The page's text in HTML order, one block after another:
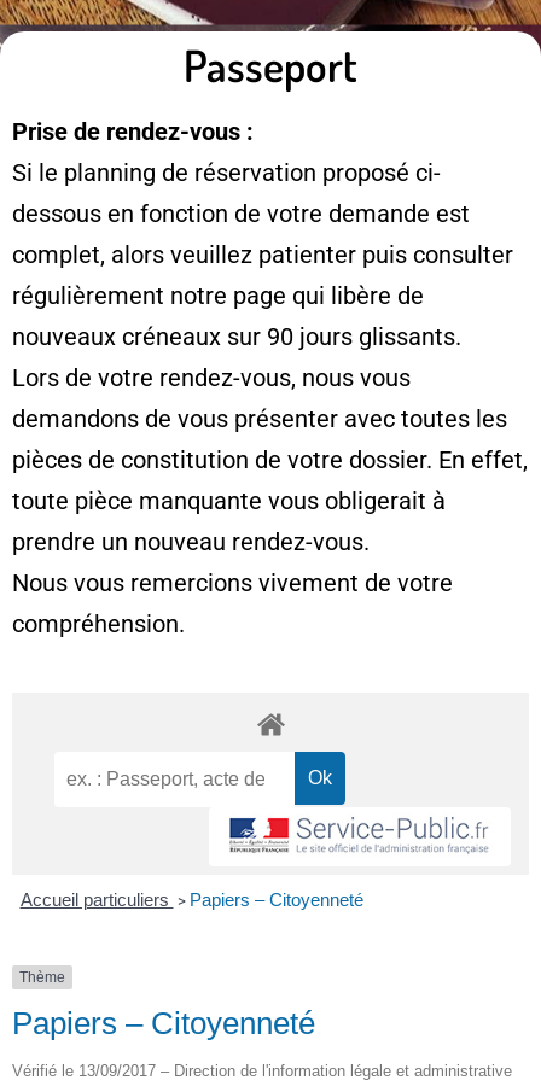
Passeport
Prise de rendez-vous :
Si le planning de réservation proposé ci-
dessous en fonction de votre demande est
complet, alors veuillez patienter puis consulter
régulièrement notre page qui libère de
nouveaux créneaux sur 90 jours glissants.
Lors de votre rendez-vous, nous vous
demandons de vous présenter avec toutes les
pièces de constitution de votre dossier. En effet,
toute pièce manquante vous obligerait à
prendre un nouveau rendez-vous.
Nous vous remercions vivement de votre
compréhension.
Accueil particuliers > Papiers – Citoyenneté
Thème
Papiers – Citoyenneté
Vérifié le 13/09/2017 – Direction de l'information légale et administrative